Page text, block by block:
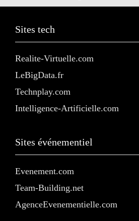
Sites tech
Realite-Virtuelle.com
LeBigData.fr
Technplay.com
Intelligence-Artificielle.com
Sites événementiel
Evenement.com
Team-Building.net
AgenceEvenementielle.com